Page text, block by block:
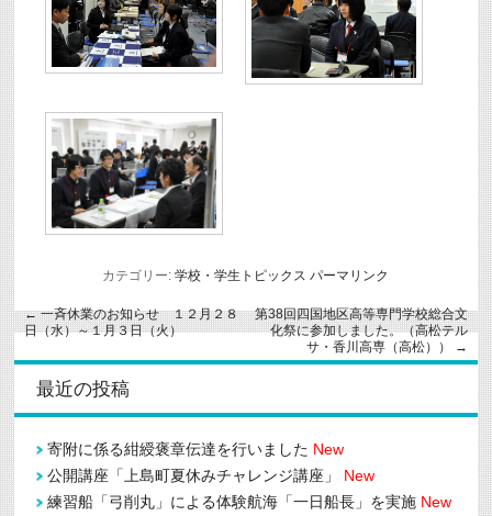
カテゴリー:学校・学生トピックス パーマリンク
←一斉休業のお知らせ １２月２８
日（水）～１月３日（火）
第38回四国地区高等専門学校総合文
化祭に参加しました。（高松テル
サ・香川高専（高松））
→
最近の投稿
寄附に係る紺綬褒章伝達を行いました New
公開講座「上島町夏休みチャレンジ講座」
New
練習船「弓削丸」による体験航海「一日船長」を実施 New